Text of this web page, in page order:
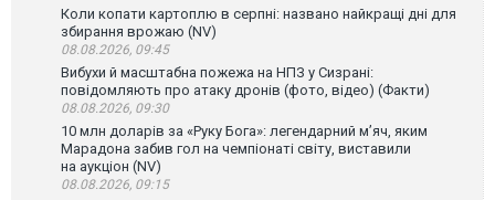
Коли копати картоплю в серпні: названо найкращі дні для
збирання врожаю (NV)
08.08.2026, 09:45
Вибухи й масштабна пожежа на НПЗ у Сизрані:
повідомляють про атаку дронів (фото, відео) (Факти)
08.08.2026, 09:30
10 млн доларів за «Руку Бога»: легендарний м’яч, яким
Марадона забив гол на чемпіонаті світу, виставили
на аукціон (NV)
08.08.2026, 09:15